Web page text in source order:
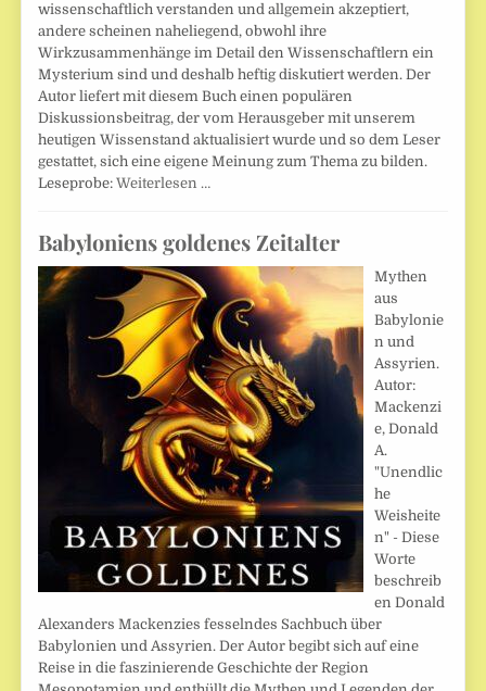
wissenschaftlich verstanden und allgemein akzeptiert,
andere scheinen naheliegend, obwohl ihre
Wirkzusammenhänge im Detail den Wissenschaftlern ein
Mysterium sind und deshalb heftig diskutiert werden. Der
Autor liefert mit diesem Buch einen populären
Diskussionsbeitrag, der vom Herausgeber mit unserem
heutigen Wissenstand aktualisiert wurde und so dem Leser
gestattet, sich eine eigene Meinung zum Thema zu bilden.
Leseprobe:Weiterlesen …
Babyloniens goldenes Zeitalter
Mythen
aus
Babylonie
n und
Assyrien.
Autor:
Mackenzi
e, Donald
A.
"Unendlic
he
Weisheite
n" - Diese
Worte
beschreib
en Donald
Alexanders Mackenzies fesselndes Sachbuch über
Babylonien und Assyrien. Der Autor begibt sich auf eine
Reise in die faszinierende Geschichte der Region